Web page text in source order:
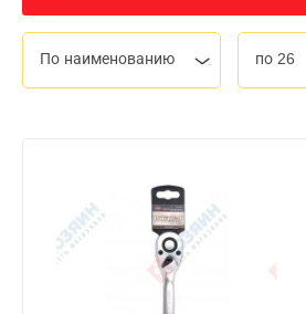
По наименованию по 26